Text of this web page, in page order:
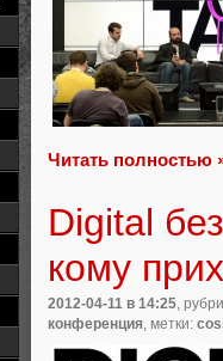
Читать полностью
Digital
кому
2012-04-11 в 14:25,
конференция, метки: